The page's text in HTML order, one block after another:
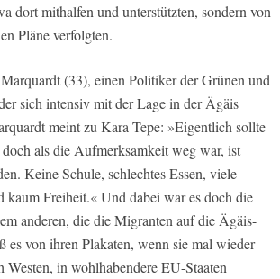
dort mithalfen und unterstützten, sondern von
Pläne verfolgten.
(33), einen Politiker der Grünen und
sich intensiv mit der Lage in der Ägäis
meint zu Kara Tepe: »Eigentlich sollte
doch als die Aufmerksamkeit weg war, ist
Keine Schule, schlechtes Essen, viele
kaum Freiheit.« Und dabei war es doch die
anderen, die die Migranten auf die Ägäis-
es von ihren Plakaten, wenn sie mal wieder
Westen, in wohlhabendere EU-Staaten